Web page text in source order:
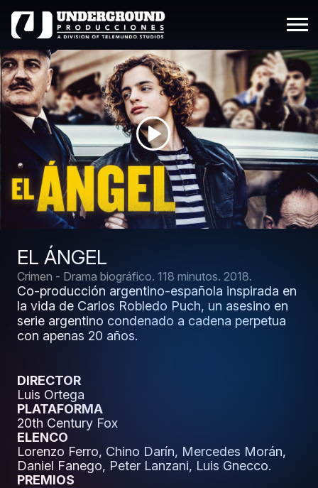
EL ÁNGEL
Crimen - Drama biográfico. 118 minutos. 2018.
Co-producción argentino-española inspirada en
la vida de Carlos Robledo Puch, un asesino en
serie argentino condenado a cadena perpetua
con apenas 20 años.
DIRECTOR
Luis Ortega
PLATAFORMA
20th Century Fox
ELENCO
Lorenzo Ferro, Chino Darín, Mercedes Morán,
Daniel Fanego, Peter Lanzani, Luis Gnecco.
PREMIOS